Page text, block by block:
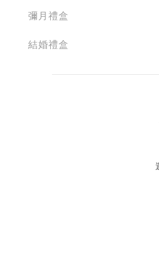
彌月禮盒
結婚禮盒